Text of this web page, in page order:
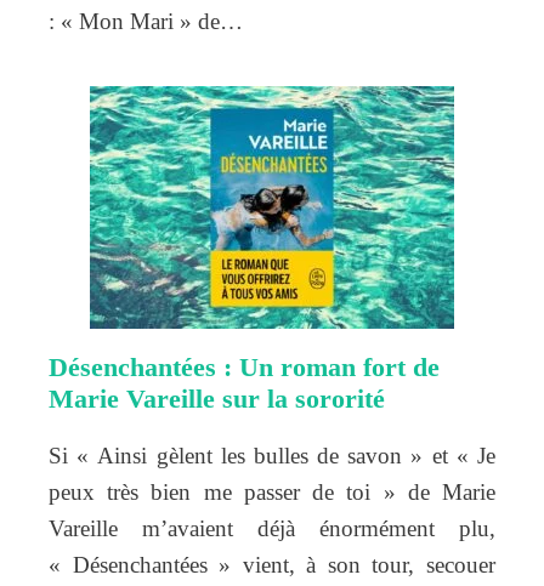
: « Mon Mari » de…
Désenchantées : Un roman fort de
Marie Vareille sur la sororité
Si « Ainsi gèlent les bulles de savon » et « Je
peux très bien me passer de toi » de Marie
Vareille m’avaient déjà énormément plu,
« Désenchantées » vient, à son tour, secouer